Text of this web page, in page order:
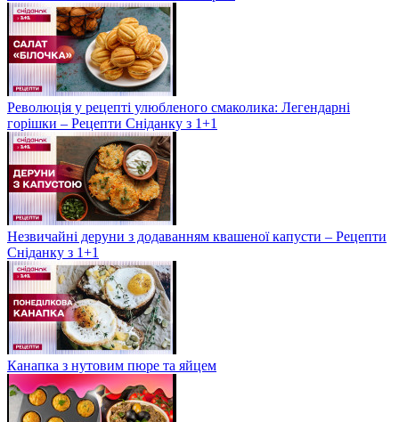
Революція у рецепті улюбленого смаколика: Легендарні
горішки – Рецепти Сніданку з 1+1
Незвичайні деруни з додаванням квашеної капусти – Рецепти
Сніданку з 1+1
Канапка з нутовим пюре та яйцем